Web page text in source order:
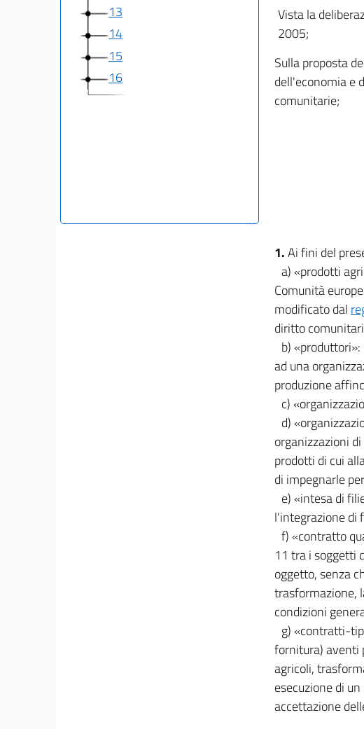
13
14
15
16
Vista la
2005;
Sulla proposta
dell'economia e
comunitarie;
1.Ai fini del
a) «prodotti
Comunità
modificato dal
diritto
b)
ad una
produzione
c)
d)
organizzazioni
prodotti di cui
di impegnarle
e) «intesa di
l'integrazione di
f) «contratto
11 tra i soggetti
oggetto, senza
trasformazione,
condizioni
g) «contratti-
fornitura) aventi
agricoli,
esecuzione di
accettazione